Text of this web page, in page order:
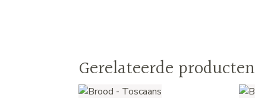
Gerelateerde producten